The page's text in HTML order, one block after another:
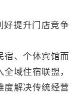
好提升门店竞争
宿、个体宾馆而
域住宿联盟，
度解决传统经营